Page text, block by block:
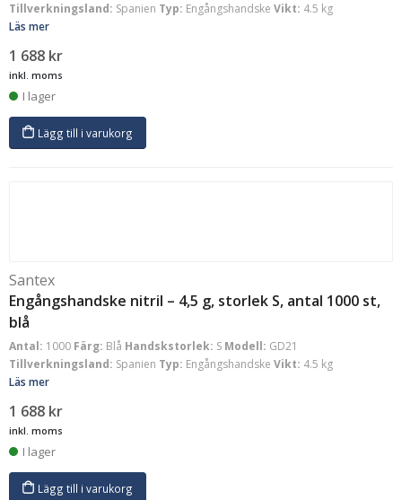
Tillverkningsland: Spanien Typ: Engångshandske Vikt: 4.5 kg
Läs mer
1 688 kr
inkl. moms
I lager
Lägg till i varukorg
Santex
Engångshandske nitril – 4,5 g, storlek S, antal 1000 st,
blå
Antal: 1000 Färg: Blå Handskstorlek: S Modell: GD21
Tillverkningsland: Spanien Typ: Engångshandske Vikt: 4.5 kg
Läs mer
1 688 kr
inkl. moms
I lager
Lägg till i varukorg